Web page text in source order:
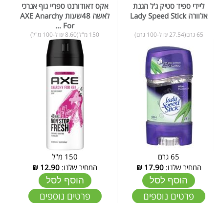
ליידי ספיד סטיק ג'ל הגנת
אלוורה Lady Speed Stick
65 גרם(27.54 ₪ ל-100 גרם)
65 גרם
המחיר שלנו:17.90
₪
הוסף לסל
פרטים נוספים
אקס דאודורנט ספריי גוף אנרכי
לאשה 48שעות AXE Anarchy
For ...
150 מ"ל(8.60 ₪ ל-100 מ"ל)
150 מ"ל
המחיר שלנו: 12.90
₪
הוסף לסל
פרטים נוספים